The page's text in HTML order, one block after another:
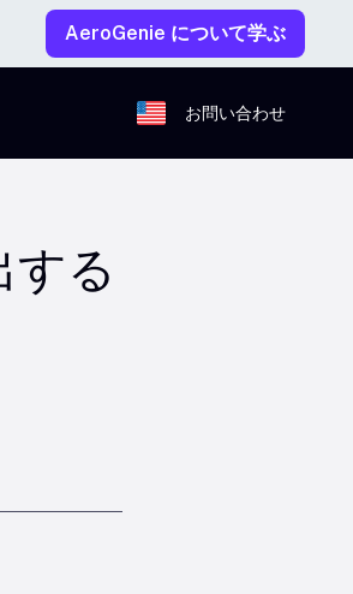
AeroGenie について学ぶ
お問い合わせ
する